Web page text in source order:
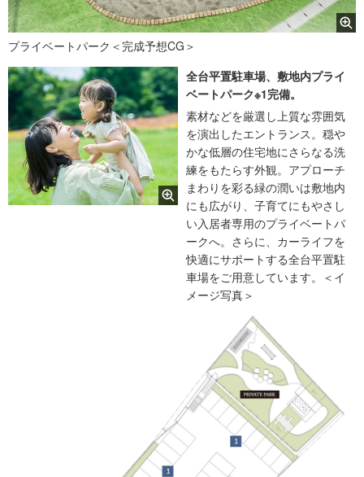
プライベートパーク＜完成予想CG＞
全台平置駐車場、敷地内プライ
ベートパーク※1完備。
素材などを厳選し上質な雰囲気
を演出したエントランス。穏や
かな低層の住宅地にさらなる洗
練をもたらす外観。アプローチ
まわりを彩る緑の潤いは敷地内
にも広がり、子育てにもやさし
い入居者専用のプライベートパ
ークへ。さらに、カーライフを
快適にサポートする全台平置駐
車場をご用意しています。＜イ
メージ写真＞